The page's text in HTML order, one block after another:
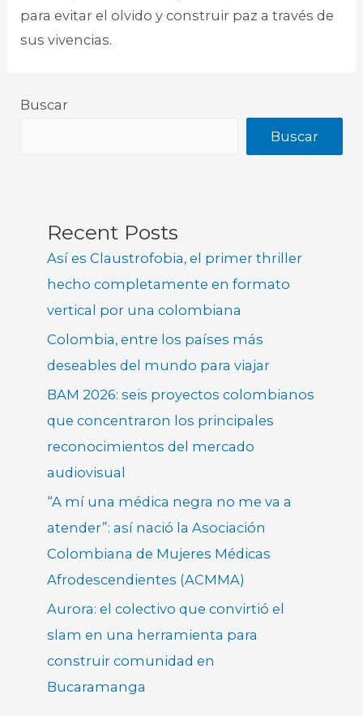
para evitar el olvido y construir paz a través de
sus vivencias.
Buscar
Buscar
Recent Posts
Así es Claustrofobia, el primer thriller
hecho completamente en formato
vertical por una colombiana
Colombia, entre los países más
deseables del mundo para viajar
BAM 2026: seis proyectos colombianos
que concentraron los principales
reconocimientos del mercado
audiovisual
“A mí una médica negra no me va a
atender”: así nació la Asociación
Colombiana de Mujeres Médicas
Afrodescendientes (ACMMA)
Aurora: el colectivo que convirtió el
slam en una herramienta para
construir comunidad en
Bucaramanga